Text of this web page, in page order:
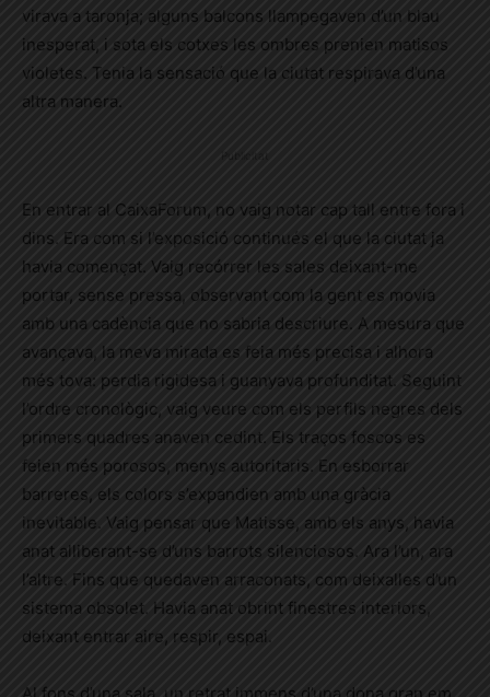
virava a taronja; alguns balcons llampegaven d’un blau
inesperat, i sota els cotxes les ombres prenien matisos
violetes. Tenia la sensació que la ciutat respirava d’una
altra manera.
En entrar al CaixaForum, no vaig notar cap tall entre fora i
dins. Era com si l’exposició continués el que la ciutat ja
havia començat. Vaig recórrer les sales deixant-me
portar, sense pressa, observant com la gent es movia
amb una cadència que no sabria descriure. A mesura que
avançava, la meva mirada es feia més precisa i alhora
més tova: perdia rigidesa i guanyava profunditat. Seguint
l’ordre cronològic, vaig veure com els perfils negres dels
primers quadres anaven cedint. Els traços foscos es
feien més porosos, menys autoritaris. En esborrar
barreres, els colors s’expandien amb una gràcia
inevitable. Vaig pensar que Matisse, amb els anys, havia
anat alliberant-se d’uns barrots silenciosos. Ara l’un, ara
l’altre. Fins que quedaven arraconats, com deixalles d’un
sistema obsolet. Havia anat obrint finestres interiors,
deixant entrar aire, respir, espai.